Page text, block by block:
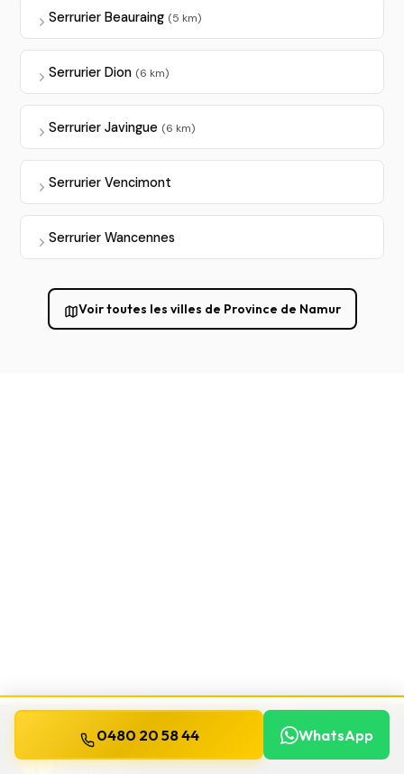
Serrurier Beauraing (5 km)
Serrurier Dion (6 km)
Serrurier Javingue (6 km)
Serrurier Vencimont
Serrurier Wancennes
Voir toutes les villes de Province de Namur
WILLEMS
0480 20 58 44 WhatsApp